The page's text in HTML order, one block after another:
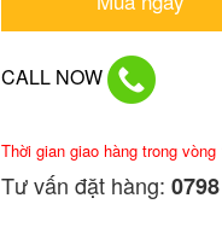
CALL NOW
Thời gian giao hàng trong
Tư vấn đặt hàng: